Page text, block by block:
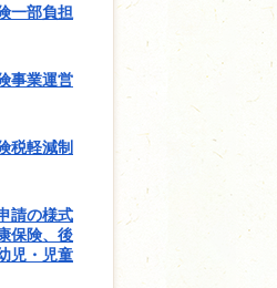
一部負担
事業運営
税軽減制
請の様式
保険、後
児・児童